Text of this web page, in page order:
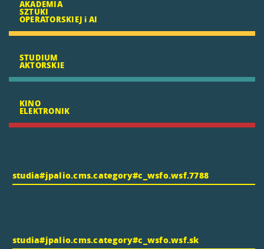
AKADEMIA
SZTUKI
OPERATORSKIEJ i AI
STUDIUM
AKTORSKIE
KINO
ELEKTRONIK
studia#jpalio.cms.category#c_wsfo.wsf.7788
studia#jpalio.cms.category#c_wsfo.wsf.sk